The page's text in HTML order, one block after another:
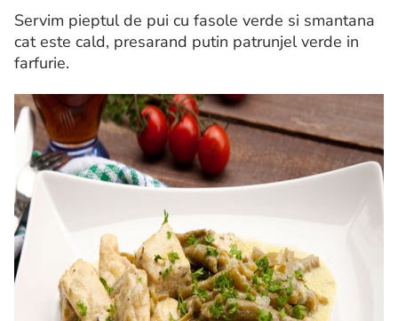
Servim pieptul de pui cu fasole verde si smantana
cat este cald, presarand putin patrunjel verde in
farfurie.